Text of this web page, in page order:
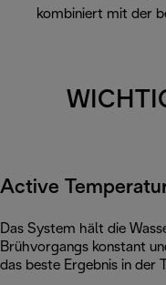
kombiniert mit der
Active
Das System hält die
Brühvorgangs konstant
das beste Ergebnis in der